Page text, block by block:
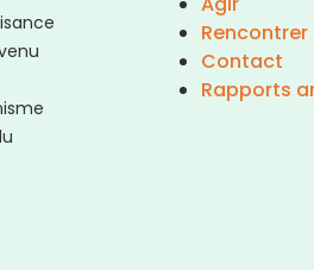
Rencontrer
Contact
Rapports